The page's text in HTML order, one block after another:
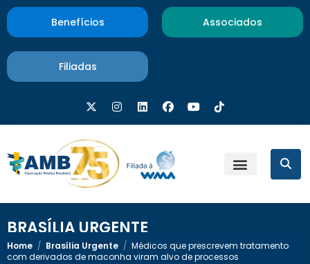
Benefícios Associados
Filiadas
BRASÍLIA URGENTE
Home / Brasília Urgente / Médicos que prescrevem tratamento
com derivados de maconha viram alvo de processos